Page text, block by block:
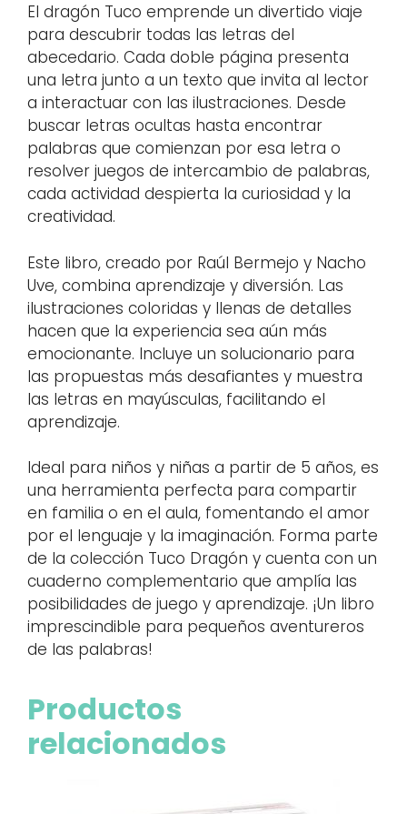
El dragón Tuco emprende un divertido viaje
para descubrir todas las letras del
abecedario. Cada doble página presenta
una letra junto a un texto que invita al lector
a interactuar con las ilustraciones. Desde
buscar letras ocultas hasta encontrar
palabras que comienzan por esa letra o
resolver juegos de intercambio de palabras,
cada actividad despierta la curiosidad y la
creatividad.
Este libro, creado por Raúl Bermejo y Nacho
Uve, combina aprendizaje y diversión. Las
ilustraciones coloridas y llenas de detalles
hacen que la experiencia sea aún más
emocionante. Incluye un solucionario para
las propuestas más desafiantes y muestra
las letras en mayúsculas, facilitando el
aprendizaje.
Ideal para niños y niñas a partir de 5 años, es
una herramienta perfecta para compartir
en familia o en el aula, fomentando el amor
por el lenguaje y la imaginación. Forma parte
de la colección Tuco Dragón y cuenta con un
cuaderno complementario que amplía las
posibilidades de juego y aprendizaje. ¡Un libro
imprescindible para pequeños aventureros
de las palabras!
Productos
relacionados